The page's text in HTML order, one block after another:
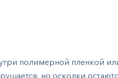
полимерной пленкой
но осколки